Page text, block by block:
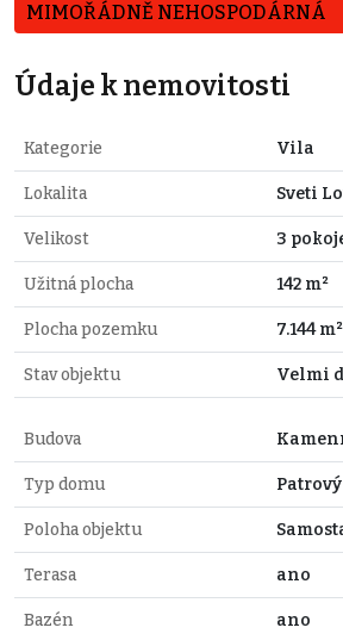
MIMOŘÁDNĚ NEHOSPODÁRNÁ
Údaje k nemovitosti
Kategorie Vila
Lokalita Sveti
Velikost 3
Užitná plocha 142 m²
Plocha pozemku 7.144 m²
Stav objektu Velmi
Budova
Typ domu Patrový
Poloha objektu
Terasa ano
Bazén ano